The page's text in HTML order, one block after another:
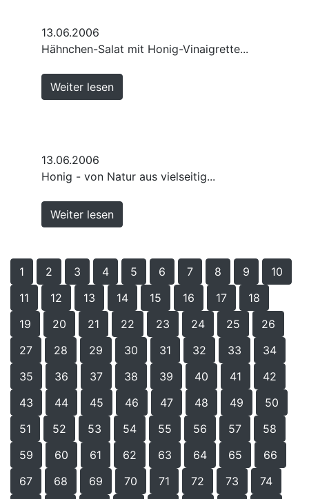
13.06.2006
Hähnchen-Salat mit Honig-Vinaigrette...
Weiter lesen
13.06.2006
Honig - von Natur aus vielseitig...
Weiter lesen
1 2 3 4 5 6 7 8 9
10
11
12 13 14 15 16 17
18
19
20 21 22 23 24 25
26
27
28 29 30 31 32 33
34
35
36 37 38 39 40 41
42
43
44 45 46 47 48 49
50
51
52 53 54 55 56 57
58
59
60 61 62 63 64 65
66
67
68 69 70 71 72 73 74